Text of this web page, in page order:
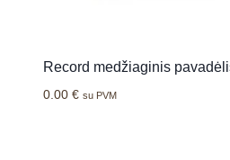
Record medžiaginis
0.00 € su PVM